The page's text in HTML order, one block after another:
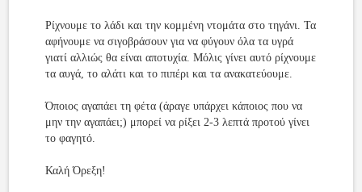
Ρίχνουμε το λάδι και την κομμένη ντομάτα στο τηγάνι. Τα
αφήνουμε να σιγοβράσουν για να φύγουν όλα τα υγρά
γιατί αλλιώς θα είναι αποτυχία. Μόλις γίνει αυτό ρίχνουμε
τα αυγά, το αλάτι και το πιπέρι και τα ανακατεύουμε.
Όποιος αγαπάει τη φέτα (άραγε υπάρχει κάποιος που να
μην την αγαπάει;) μπορεί να ρίξει 2-3 λεπτά προτού γίνει
το φαγητό.
Καλή Όρεξη!